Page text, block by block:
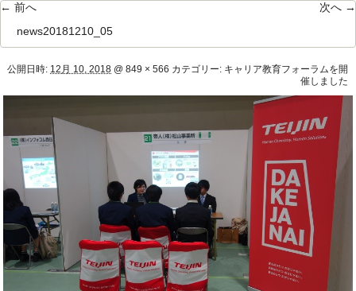
← 前へ
次へ →
news20181210_05
公開日時: 12月 10, 2018 @ 849 × 566 カテゴリー: キャリア教育フォーラムを開
催しました